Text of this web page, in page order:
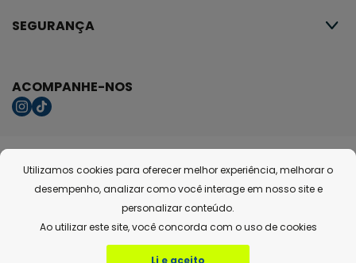
Utilizamos cookies para oferecer melhor experiência, melhorar o
desempenho, analizar como você interage em nosso site e
personalizar conteúdo.
Ao utilizar este site, você concorda com o uso de cookies
Li e aceito
SEGURANÇA
ACOMPANHE-NOS
promoções, condições de pagamento, frete e produtos são válidos
exclusivamente para compras realizadas via internet. Fotos meramente
21.498.124/0006-23 - R MISAEL PEDREIRA DA SILVA,98 - SANTA LÚCIA - VITÓRIA -
ES - 29056-230